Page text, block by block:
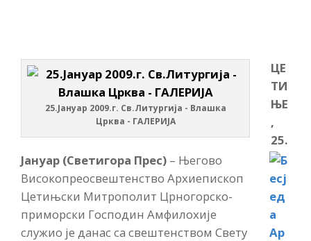
25.Јануар 2009.г. Св.Литургија - Влашка
Црква - ГАЛЕРИЈА
ЦЕ
ТИ
ЊЕ
,
25.
Јануар (Светигора Прес) – Његово
Високопреосвештенство Архиепископ
Цетињски Митрополит Црногорско-
приморски Господин Амфилохије
служио је данас са свештенством Свету